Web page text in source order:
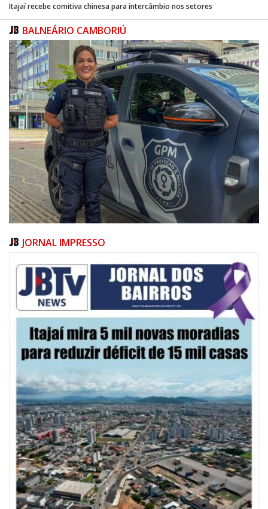
Itajaí recebe comitiva chinesa para intercâmbio nos setores
BALNEÁRIO CAMBORIÚ
08/08/2026 | 07:00
20 anos da Lei Maria da Penha: mais de 400 mulheres vítimas de violência
doméstica são acompanhadas pela Guarda Municipal
BALNEÁRIO CAMBORIÚ
JORNAL IMPRESSO